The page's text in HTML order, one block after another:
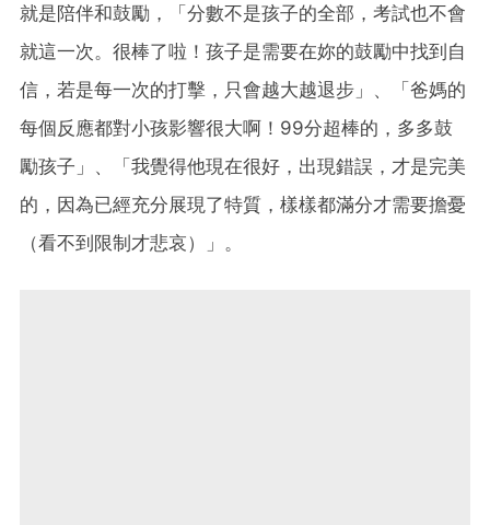
就是陪伴和鼓勵，「分數不是孩子的全部，考試也不會
就這一次。很棒了啦！孩子是需要在妳的鼓勵中找到自
信，若是每一次的打擊，只會越大越退步」、「爸媽的
每個反應都對小孩影響很大啊！99分超棒的，多多鼓
勵孩子」、「我覺得他現在很好，出現錯誤，才是完美
的，因為已經充分展現了特質，樣樣都滿分才需要擔憂
（看不到限制才悲哀）」。